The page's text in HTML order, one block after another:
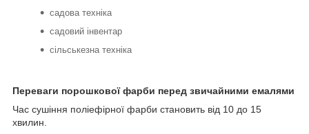
садова техніка
садовий інвентар
сільськезна техніка
Переваги порошкової фарби перед звичайними емалями
Час сушіння поліефірної фарби становить від 10 до 15
хвилин.